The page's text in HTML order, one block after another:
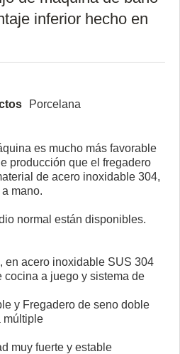
inferior hecho en
Porcelana
es mucho más favorable
producción que el fregadero
de acero inoxidable 304,
mano.
normal están disponibles.
en acero inoxidable SUS 304
cocina a juego y sistema de
y Fregadero de seno doble
múltiple
muy fuerte y estable